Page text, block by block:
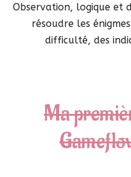
Observation, logique et
résoudre les
difficulté, des
Ma